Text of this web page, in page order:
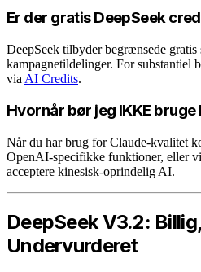
Er der gratis DeepSeek
DeepSeek tilbyder begrænsede
kampagnetildelinger. For substantiel
via AI Credits.
Hvornår bør jeg IKKE bruge
Når du har brug for Claude-kvalitet
OpenAI-specifikke funktioner, eller
acceptere kinesisk-oprindelig AI.
DeepSeek V3.2:
Undervurderet